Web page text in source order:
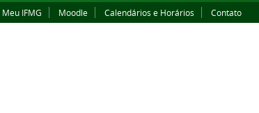
Meu IFMG Moodle Calendários e Horários Contato